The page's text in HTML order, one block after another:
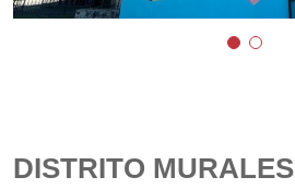
DISTRITO MURALES